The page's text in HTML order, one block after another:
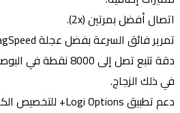
اتصال أفضل بمرتين (2x).
تمرير فائق السرعة بفضل عجلة MagSpeed.
في ذلك الزجاج.
دعم تطبيق Logi Options+ للتخصيص الكامل.